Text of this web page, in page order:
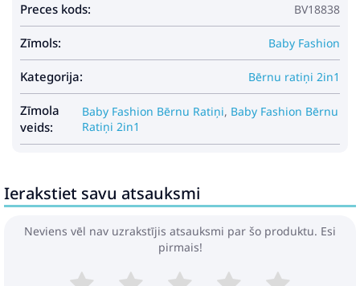
- kulbas izmēri: 80x36x23 cm
- rāmja svars: 10,4 kg
- kulbas svars: 5,4 kg
- pastaigu bloka svars: 4,3 kg
- riteņi 35 cm
Komplektā:
- rāmis
- kulba ar pārvalku
- ratu soma
Preces kods: BV18838
Zīmols: Baby Fashion
Kategorija: Bērnu ratiņi 2in1
Zīmola
veids:
Baby Fashion Bērnu Ratiņi, Baby Fashion Bērnu
Ratiņi 2in1
Ierakstiet savu atsauksmi
Neviens vēl nav uzrakstījis atsauksmi par šo produktu. Esi
pirmais!